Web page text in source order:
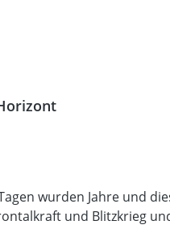
wurden Jahre und
und Blitzkrieg